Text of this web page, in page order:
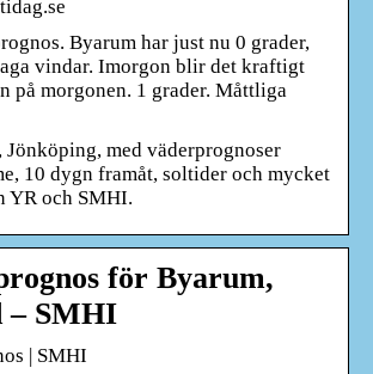
Byarum har just nu 0 grader,
vindar. Imorgon blir det kraftigt
på morgonen. 1 grader. Måttliga
Jönköping, med väderprognoser
10 dygn framåt, soltider och mycket
YR och SMHI.
för Byarum,
– SMHI
| SMHI